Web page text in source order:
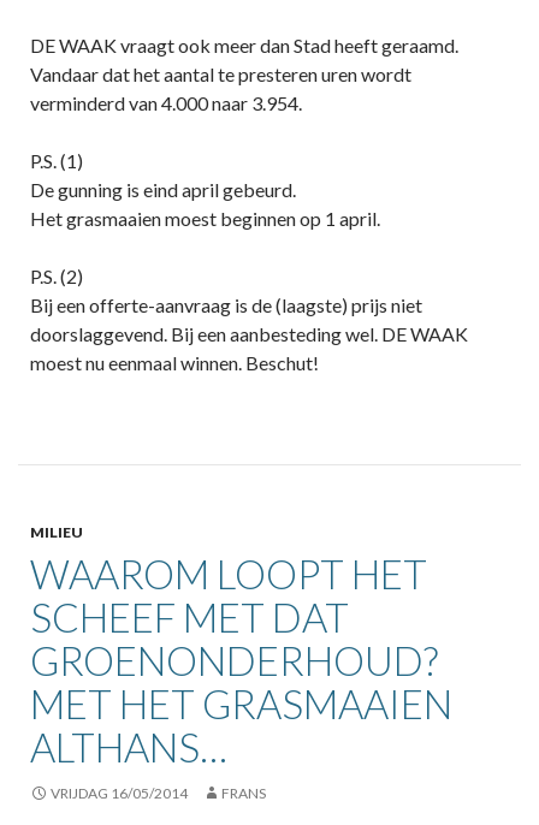
DE WAAK vraagt ook meer dan Stad heeft geraamd.
Vandaar dat het aantal te presteren uren wordt
verminderd van 4.000 naar 3.954.
P.S. (1)
De gunning is eind april gebeurd.
Het grasmaaien moest beginnen op 1 april.
P.S. (2)
Bij een offerte-aanvraag is de (laagste) prijs niet
doorslaggevend. Bij een aanbesteding wel. DE WAAK
moest nu eenmaal winnen. Beschut!
MILIEU
WAAROM LOOPT HET
SCHEEF MET DAT
GROENONDERHOUD?
MET HET GRASMAAIEN
ALTHANS…
VRIJDAG 16/05/2014 FRANS